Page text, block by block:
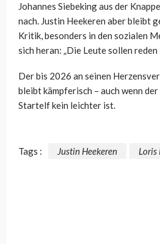
Johannes Siebeking aus der
nach. Justin Heekeren aber bleibt
Kritik, besonders in den sozialen
sich heran: „Die Leute sollen reden
Der bis 2026 an seinen
bleibt kämpferisch – auch wenn
Startelf kein leichter ist.
Tags : Justin Heekeren Loris